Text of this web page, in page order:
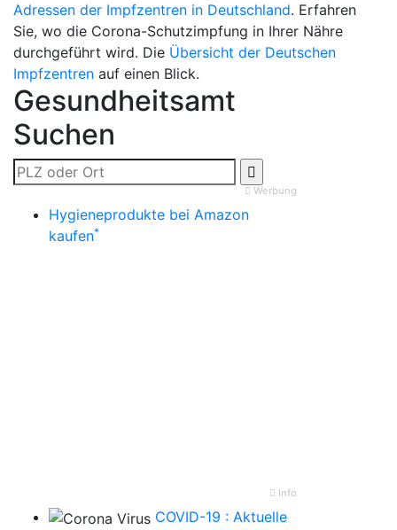
Adressen der Impfzentren in Deutschland. Erfahren
Sie, wo die Corona-Schutzimpfung in Ihrer Nähre
durchgeführt wird. Die Übersicht der Deutschen
Impfzentren auf einen Blick.
Gesundheitsamt
Suchen
Werbung
Hygieneprodukte bei Amazon
kaufen*
Info
COVID-19 : Aktuelle